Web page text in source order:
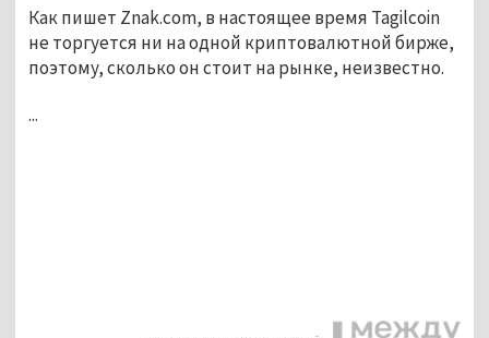
Как пишет Znak.com, в настоящее время Tagilcoin
не торгуется ни на одной криптовалютной бирже,
поэтому, сколько он стоит на рынке, неизвестно.
...